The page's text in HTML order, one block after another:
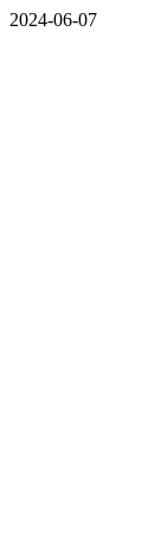
2024-06-07